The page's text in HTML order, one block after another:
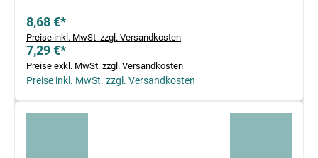
8,68 €*
Preise inkl. MwSt. zzgl. Versandkosten
7,29 €*
Preise exkl. MwSt. zzgl. Versandkosten
Preise inkl. MwSt. zzgl. Versandkosten